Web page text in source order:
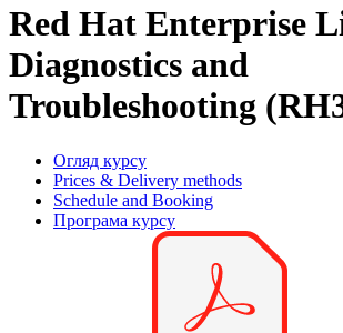
Red Hat Enterprise
Diagnostics and
Troubleshooting
Огляд курсу
Prices & Delivery methods
Schedule and Booking
Програма курсу